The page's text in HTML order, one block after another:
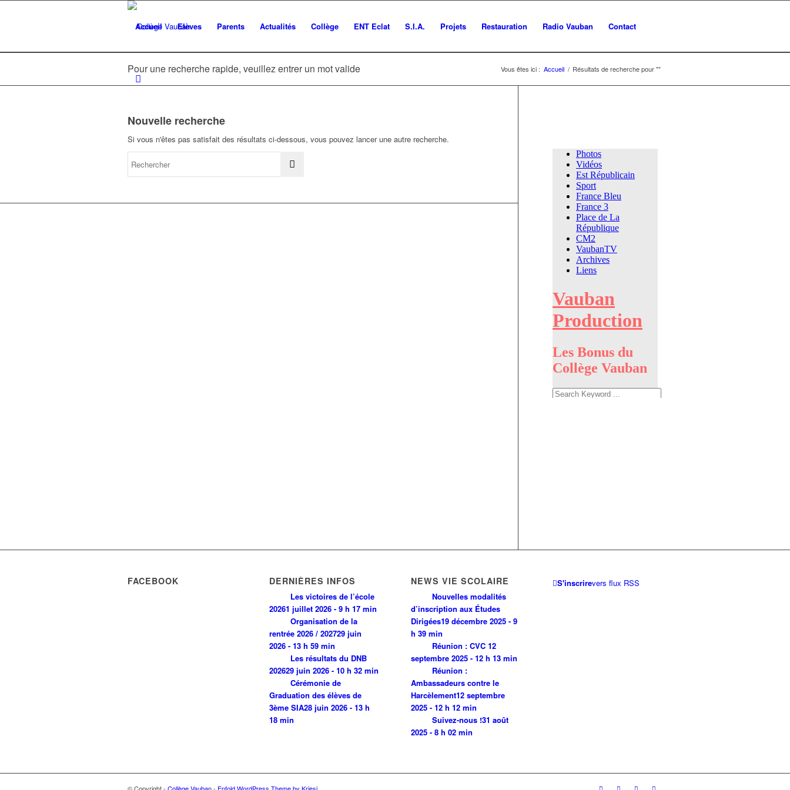
Accueil Elèves Parents Actualités Collège ENT Eclat S.I.A. Projets Restauration Radio Vauban Contact
Pour une recherche rapide, veuillez entrer un mot valide Vous êtes ici : Accueil / Résultats de recherche pour ""
Nouvelle recherche
Si vous n'êtes pas satisfait des résultats ci-dessous, vous pouvez lancer une autre recherche.
FACEBOOK DERNIÈRES INFOS
Les victoires de l’école
20261 juillet 2026 - 9 h 17 min
Organisation de la
rentrée 2026 / 202729 juin
2026 - 13 h 59 min
Les résultats du DNB
202629 juin 2026 - 10 h 32 min
Cérémonie de
Graduation des élèves de
3ème SIA28 juin 2026 - 13 h
18 min
NEWS VIE SCOLAIRE
Nouvelles modalités
d’inscription aux Études
Dirigées19 décembre 2025 - 9
h 39 min
Réunion : CVC12
septembre 2025 - 12 h 13 min
Réunion :
Ambassadeurs contre le
Harcèlement12 septembre
2025 - 12 h 12 min
Suivez-nous !31 août
2025 - 8 h 02 min
S'inscrirevers flux RSS